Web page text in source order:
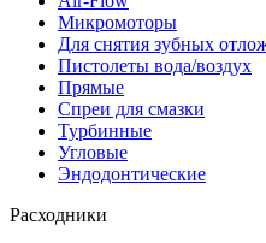
Микромоторы
Для снятия зубных
Пистолеты вода/воздух
Прямые
Спреи для смазки
Турбинные
Угловые
Эндодонтические
Расходники